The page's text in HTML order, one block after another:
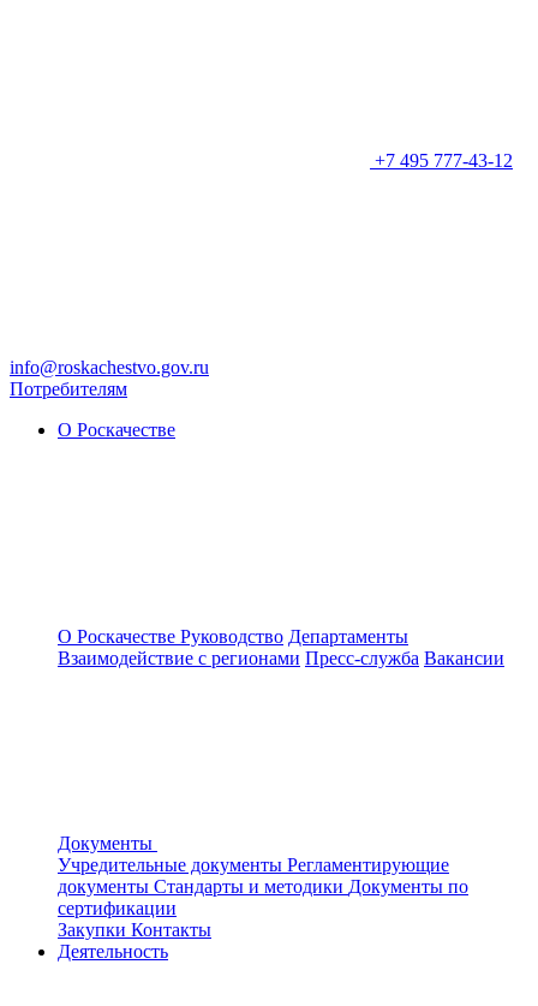
+7 495 777-43-12
info@roskachestvo.gov.ru
Потребителям
О Роскачестве
О Роскачестве Руководство Департаменты
Взаимодействие с регионами Пресс-служба Вакансии
Документы
Учредительные документы Регламентирующие
документы Стандарты и методики Документы по
сертификации
Закупки Контакты
Деятельность